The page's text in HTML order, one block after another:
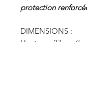
protection
DIMENSIONS :
Hauteur : 27 cm